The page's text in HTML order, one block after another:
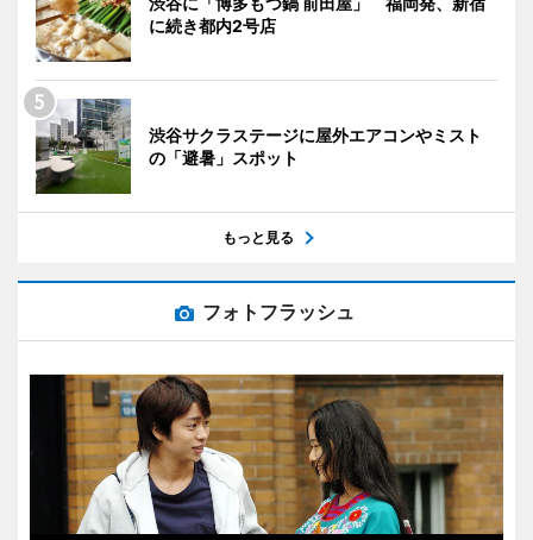
に続き都内2号店
渋谷サクラステージに屋外エアコンやミスト
の「避暑」スポット
もっと見る
フォトフラッシュ